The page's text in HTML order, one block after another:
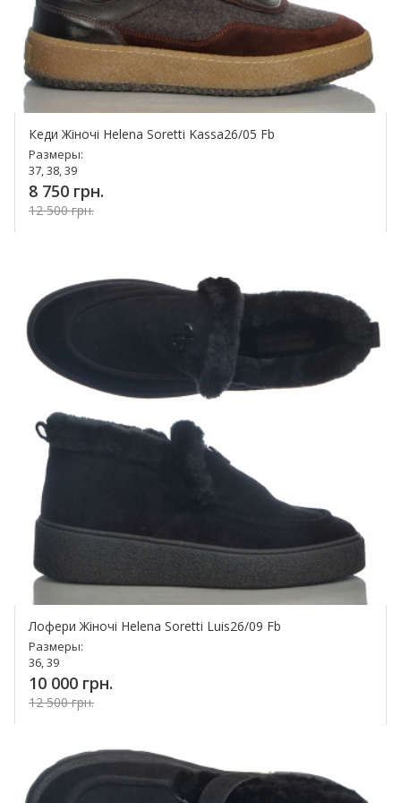
Кеди Жіночі Helena Soretti Kassa26/05 Fb
Размеры:
37, 38, 39
8 750 грн.
12 500 грн.
Лофери Жіночі Helena Soretti Luis26/09 Fb
Размеры:
36, 39
10 000 грн.
12 500 грн.